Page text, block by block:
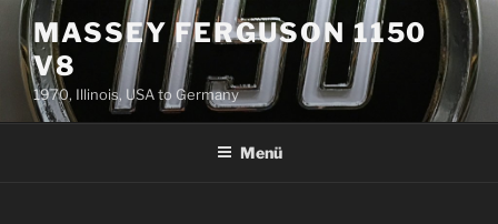
Zum
Inhalt
springen
MASSEY FERGUSON 1150
V8
1970, Illinois, USA to Germany
Menü